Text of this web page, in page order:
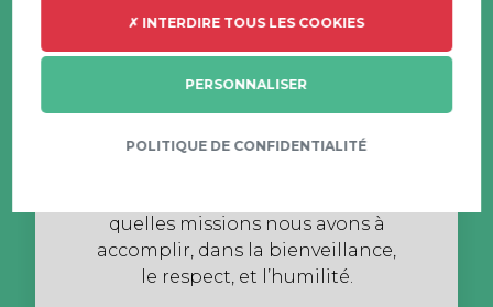
Ouverture d'esprit
quelles missions nous avons à
accomplir, dans la bienveillance,
le respect, et l’humilité.
✗ INTERDIRE TOUS LES COOKIES
PERSONNALISER
POLITIQUE DE CONFIDENTIALITÉ